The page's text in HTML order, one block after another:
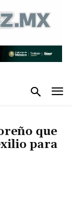
que
para